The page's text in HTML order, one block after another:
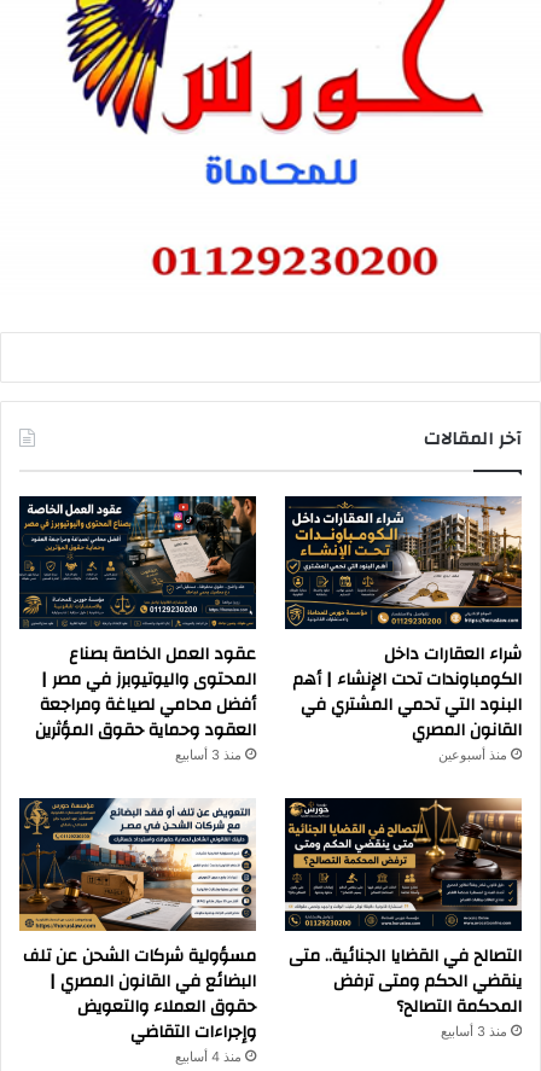
آخر المقالات
شراء العقارات داخل
الكومباوندات تحت الإنشاء | أهم
البنود التي تحمي المشتري في
القانون المصري
منذ أسبوعين
عقود العمل الخاصة بصناع
المحتوى واليوتيوبرز في مصر |
أفضل محامي لصياغة ومراجعة
العقود وحماية حقوق المؤثرين
منذ 3 أسابيع
التصالح في القضايا الجنائية.. متى
ينقضي الحكم ومتى ترفض
المحكمة التصالح؟
منذ 3 أسابيع
مسؤولية شركات الشحن عن تلف
البضائع في القانون المصري |
حقوق العملاء والتعويض
وإجراءات التقاضي
منذ 4 أسابيع